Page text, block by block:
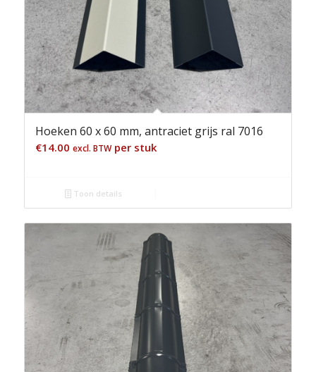
Hoeken 60 x 60 mm, antraciet grijs ral 7016
€14.00 excl. BTWper stuk
Toon details